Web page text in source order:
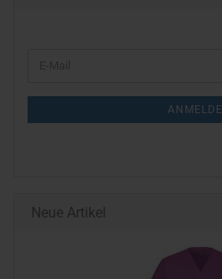
NEWSLETTER-
Neue Artikel